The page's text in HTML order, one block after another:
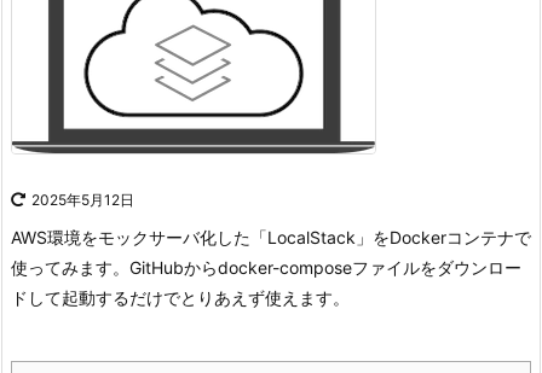
2025年5月12日
AWS環境をモックサーバ化した「LocalStack」をDockerコンテナで
使ってみます。 GitHubからdocker-composeファイルをダウンロー
ドして起動するだけでとりあえず使えます。